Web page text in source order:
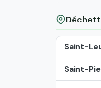
Saint-
Saint-